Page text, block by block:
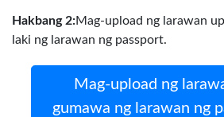
Hakbang 2:Mag-upload ng larawan
laki ng larawan ng passport.
Mag-upload ng
gumawa ng larawan ng